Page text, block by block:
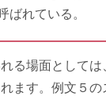
ばれている。
る場面として
ます。例文５の